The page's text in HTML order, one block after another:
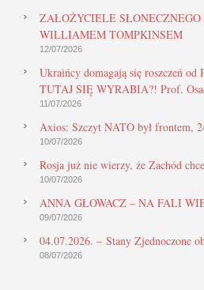
ZAŁOŻYCIELE
WILLIAMEM TOMPKINSEM
12/07/2026
Ukraińcy domagają się roszczeń od
TUTAJ SIĘ WYRABIA?! Prof.
11/07/2026
Axios: Szczyt NATO był frontem,
10/07/2026
Rosja już nie wierzy, że Zachód
10/07/2026
ANNA GŁOWACZ – NA FALI
09/07/2026
04.07.2026. – Stany Zjednoczone
08/07/2026